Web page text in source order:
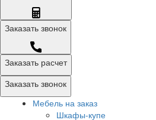
Заказать звонок
Заказать расчет
Заказать звонок
Мебель на заказ
Шкафы-купе